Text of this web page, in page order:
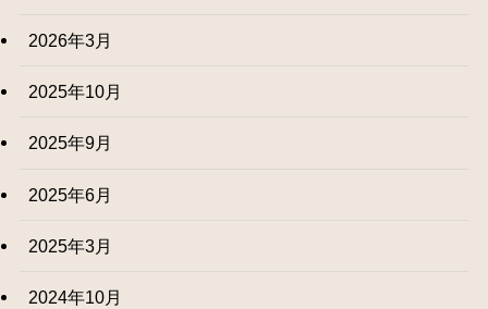
2026年3月
2025年10月
2025年9月
2025年6月
2025年3月
2024年10月